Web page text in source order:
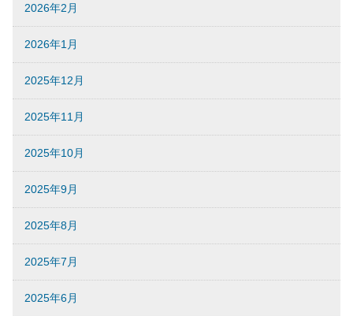
2026年2月
2026年1月
2025年12月
2025年11月
2025年10月
2025年9月
2025年8月
2025年7月
2025年6月